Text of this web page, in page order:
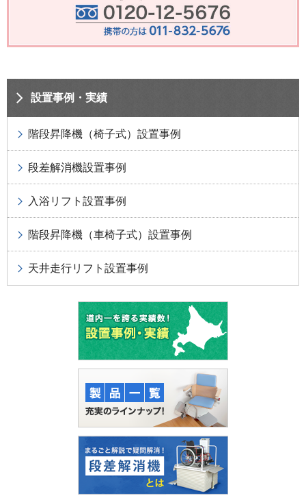
設置事例・実績
階段昇降機（椅子式）設置事例
段差解消機設置事例
入浴リフト設置事例
階段昇降機（車椅子式）設置事例
天井走行リフト設置事例